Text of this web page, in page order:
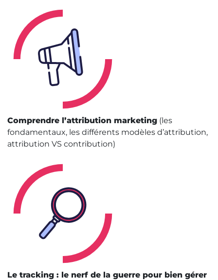
Comprendre l’attribution marketing (les
fondamentaux, les différents modèles d’attribution,
attribution VS contribution)
Le tracking : le nerf de la guerre pour bien gérer